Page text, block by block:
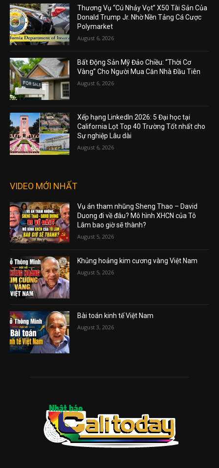
Thương Vụ “Cú Nhảy Vọt” X50 Tài Sản Của
Donald Trump Jr. Nhờ Nền Tảng Cá Cược
Polymarket
August 6, 2026
Bất Động Sản Mỹ Đảo Chiều: “Thời Cơ
Vàng” Cho Người Mua Căn Nhà Đầu Tiên
August 6, 2026
Xếp hạng LinkedIn 2026: 5 Đại học tại
California Lọt Top 40 Trường Tốt nhất cho
Sự nghiệp Lâu dài
August 6, 2026
VIDEO MỚI NHẤT
Vụ án tham nhũng Sheng Thao – David
Duong đi về đâu? Mô hình XHCN của Tô
Lâm bao giờ sẽ thành?
August 5, 2026
Khủng hoảng kim cương vàng Việt Nam
August 5, 2026
Bài toán kinh tế Việt Nam
August 3, 2026